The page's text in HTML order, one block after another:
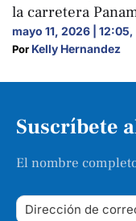
la carretera
mayo 11, 2026 | 12:05,
Por Kelly Hernandez
Suscríbete
El nombre